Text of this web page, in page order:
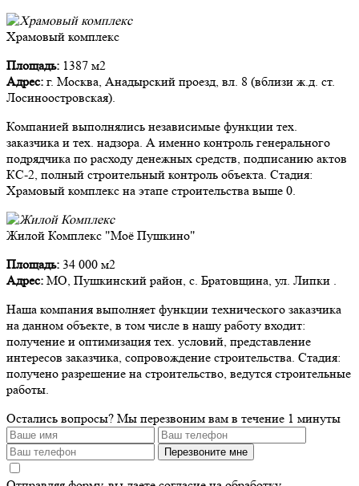
Храмовый комплекс
Площадь: 1387 м2
Адрес: г. Москва, Анадырский проезд, вл. 8 (вблизи ж.д. ст.
Лосиноостровская).
Компанией выполнялись независимые функции тех.
заказчика и тех. надзора. А именно контроль генерального
подрядчика по расходу денежных средств, подписанию актов
КС-2, полный строительный контроль объекта. Стадия:
Храмовый комплекс на этапе строительства выше 0.
Жилой Комплекс "Моё Пушкино"
Площадь: 34 000 м2
Адрес: МО, Пушкинский район, с. Братовщина, ул. Липки .
Наша компания выполняет функции технического заказчика
на данном объекте, в том числе в нашу работу входит:
получение и оптимизация тех. условий, представление
интересов заказчика, сопровождение строительства. Стадия:
получено разрешение на строительство, ведутся строительные
работы.
Остались вопросы? Мы перезвоним вам в течение 1 минуты
Перезвоните мне